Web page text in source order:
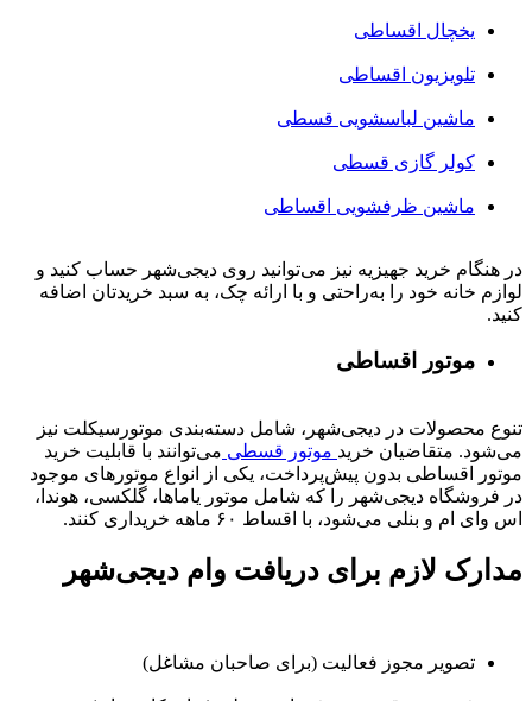
یخچال اقساطی
تلویزیون اقساطی
ماشین لباسشویی قسطی
کولر گازی قسطی
ماشین ظرفشویی اقساطی
در هنگام خرید جهیزیه نیز می‌توانید روی دیجی‌شهر حساب کنید و
لوازم خانه خود را به‌راحتی و با ارائه چک، به سبد خریدتان اضافه
کنید.
موتور اقساطی
تنوع محصولات در دیجی‌شهر، شامل دسته‌بندی موتورسیکلت نیز
می‌شود. متقاضیان خرید موتور قسطی می‌توانند با قابلیت خرید
موتور اقساطی بدون پیش‌پرداخت، یکی از انواع موتورهای موجود
در فروشگاه دیجی‌شهر را که شامل موتور یاماها، گلکسی، هوندا،
اس وای ام و بنلی می‌شود، با اقساط ۶۰ ماهه خریداری کنند.
مدارک لازم برای دریافت وام دیجی‌شهر
تصویر مجوز فعالیت (برای صاحبان مشاغل)